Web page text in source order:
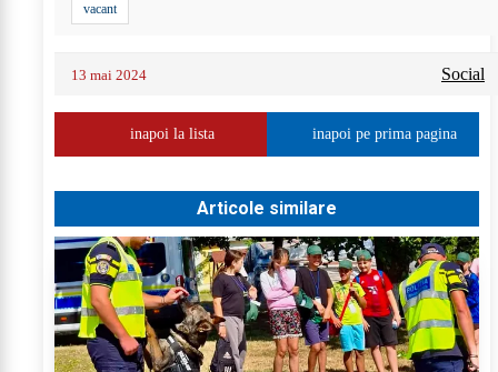
vacant
13 mai 2024 Social
inapoi la lista inapoi pe prima pagina
Articole similare